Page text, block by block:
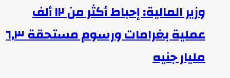
وزير المالية: إحباط أكثر من ١٢ ألف
عملية بغرامات ورسوم مستحقة ٦,٣
مليار جنيه